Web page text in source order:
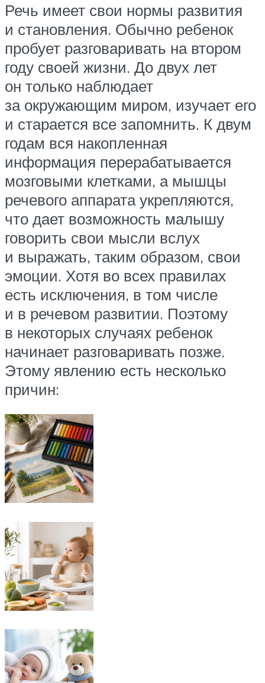
Речь имеет свои нормы развития
и становления. Обычно ребенок
пробует разговаривать на втором
году своей жизни. До двух лет
он только наблюдает
за окружающим миром, изучает его
и старается все запомнить. К двум
годам вся накопленная
информация перерабатывается
мозговыми клетками, а мышцы
речевого аппарата укрепляются,
что дает возможность малышу
говорить свои мысли вслух
и выражать, таким образом, свои
эмоции. Хотя во всех правилах
есть исключения, в том числе
и в речевом развитии. Поэтому
в некоторых случаях ребенок
начинает разговаривать позже.
Этому явлению есть несколько
причин: